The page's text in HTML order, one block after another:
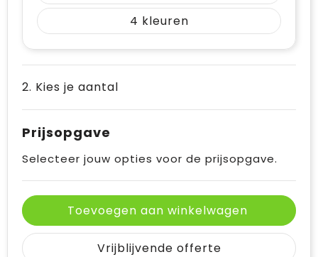
4
2. Kies je aantal
Prijsopgave
Selecteer jouw opties voor de prijsopgave.
Toevoegen aan winkelwagen
Vrijblijvende offerte